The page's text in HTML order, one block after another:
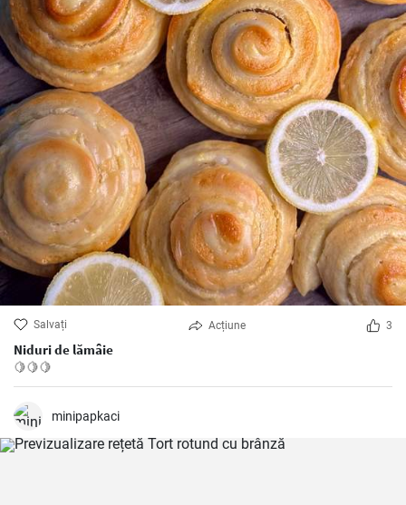
Salvați Acțiune 3
Niduri de lămâie
🍋🍋🍋
minipapkaci